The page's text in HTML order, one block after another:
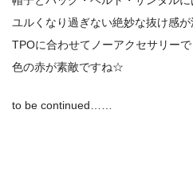
ユルくなり過ぎない絶妙な抜け感が
TPOに合わせてノーアクセサリー
色の赤が素敵ですね☆
to be continued……